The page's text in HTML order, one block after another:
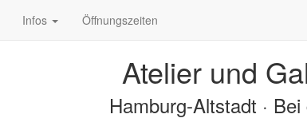
Infos Öffnungszeiten
Atelier und
Hamburg-Altstadt ·